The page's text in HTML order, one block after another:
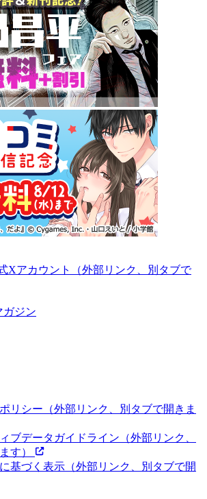
Xアカウント
（外部リンク、別タブで
ガジン
リシー （外部リンク、別タブで開きま
ブデータガイドライン （外部リンク、
す）
基づく表示 （外部リンク、別タブで開